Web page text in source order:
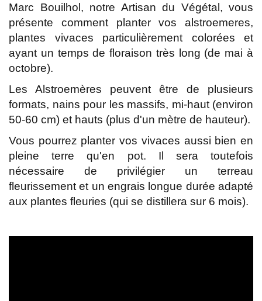
Marc Bouilhol, notre Artisan du Végétal, vous
présente comment planter vos alstroemeres,
plantes vivaces particulièrement colorées et
ayant un temps de floraison très long (de mai à
octobre).
Les Alstroemères peuvent être de plusieurs
formats, nains pour les massifs, mi-haut (environ
50-60 cm) et hauts (plus d'un mètre de hauteur).
Vous pourrez planter vos vivaces aussi bien en
pleine terre qu'en pot. Il sera toutefois
nécessaire de privilégier un terreau
fleurissement et un engrais longue durée adapté
aux plantes fleuries (qui se distillera sur 6 mois).